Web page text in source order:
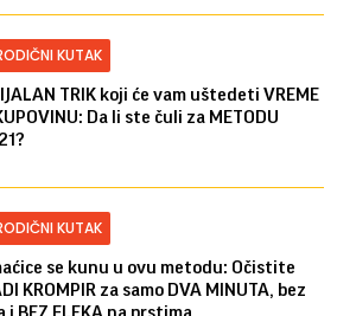
KUTAK
TRIK koji će vam uštedeti VREME
Da li ste čuli za METODU
KUTAK
se kunu u ovu metodu: Očistite
KROMPIR za samo DVA MINUTA, bez
i BEZ FLEKA na prstima